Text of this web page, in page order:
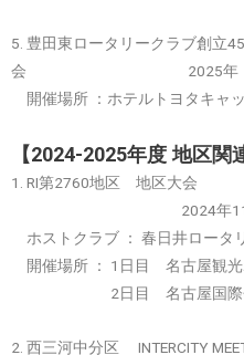
5. 豊田東ロータリークラブ創立
会 2025年 5月
開催場所 ：ホテルトヨタキャ
【2024-2025年度地区関
1. RI第2760地区 地
2024年11月 9日(
ホストクラブ ： 春日井ロータ
開催場所 ： 1日目 名古屋観光
2日目 名古屋国際会
2. 西三河中分区